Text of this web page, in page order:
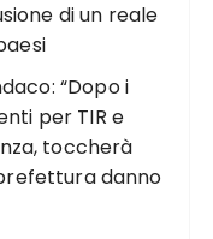
di un reale
“Dopo i
per TIR e
toccherà
danno